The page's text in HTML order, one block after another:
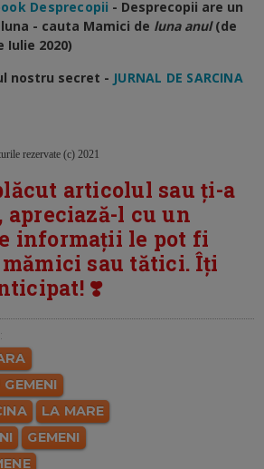
Desprecopii - Desprecopii are un
- cauta Mamici de luna anul (de
Iulie 2020)
nostru secret - JURNAL DE SARCINA
rezervate (c) 2021
articolul sau ți-a
apreciază-l cu un
informații le pot fi
sau tătici. Îți
❣️
LA MARE
GEMENI